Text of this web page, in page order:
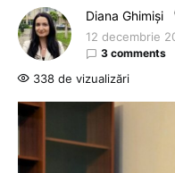
Diana Ghimiși
12 decembrie
3 comments
338 de vizualizări